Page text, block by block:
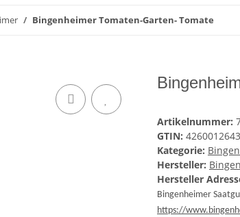
Bingenheimer Tomaten-Garten- Tomate
Artikelnummer:
GTIN:
Kategorie:
Hersteller:
Hersteller
Bingenheimer
https://